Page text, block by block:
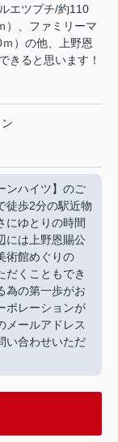
エツプチ/約110
）、ファミリーマ
）の他、上野恩
きると思います！
ンハイツ】のご
徒歩2分の駅近物
にゆとりの時間
には上野恩賜公
術館めぐりの
だくこともでき
為の第一歩がお
ポレーションが
メールアドレス
い合わせいただ